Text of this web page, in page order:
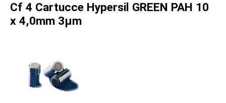
Cf 4 Cartucce Hypersil GREEN PAH 10
x 4,0mm 3µm